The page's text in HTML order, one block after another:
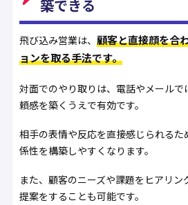
築できる
飛び込み営業は、 顧客と直接顔を合
ョンを取る手法です。
対面でのやり取りは、電話やメール
頼感を築くうえで有効です。
相手の表情や反応を直接感じられる
係性を構築しやすくなります。
また、顧客のニーズや課題をヒアリ
提案をすることも可能です。